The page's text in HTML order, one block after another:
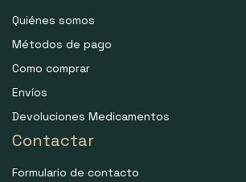
Quiénes somos
Métodos de pago
Como comprar
Envíos
Devoluciones Medicamentos
Contactar
Formulario de contacto